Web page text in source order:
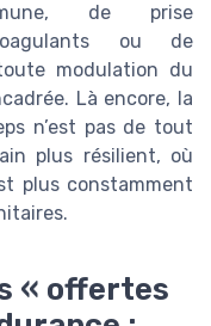
de prise
ou de
modulation du
Là encore, la
n’est pas de tout
plus résilient, où
plus constamment
« offertes